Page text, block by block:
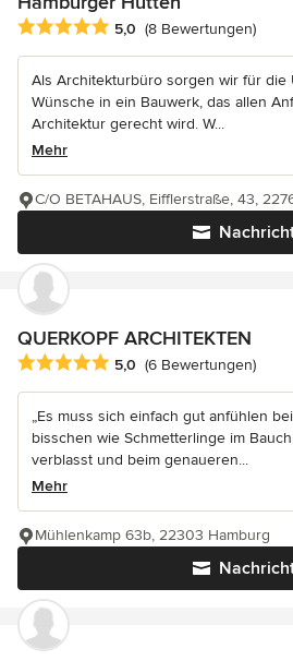
Durchschnittliche Bewertung: 5 von
5,0 (8 Bewertungen)
Als Architekturbüro sorgen wir für die
Wünsche in ein Bauwerk, das allen
Architektur gerecht wird. W...
Mehr
C/O BETAHAUS, Eifflerstraße, 43,
QUERKOPF ARCHITEKTEN
Durchschnittliche Bewertung: 5 von
5,0 (6 Bewertungen)
„Es muss sich einfach gut anfühlen
bisschen wie Schmetterlinge im
verblasst und beim genaueren...
Mehr
Mühlenkamp 63b, 22303 Hamburg